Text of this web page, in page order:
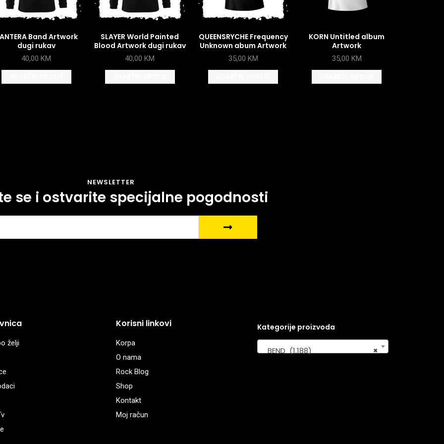
Band Artwork
dugi rukav
40,00KM
SLAYER World Painted
Blood Artwork dugi rukav
40,00KM
QUEENSRYCHE Frequency
Unknown abum Artwork
35,00 KM
KORN Untitled album
Artwork
35,00 KM
NEWSLETTER
se i ostvarite specijalne pogodnosti
želji
Korisni linkovi
Korpa
O nama
Rock Blog
Shop
Kontakt
Moj račun
Kategorije proizvoda
×
BEND (1.188)